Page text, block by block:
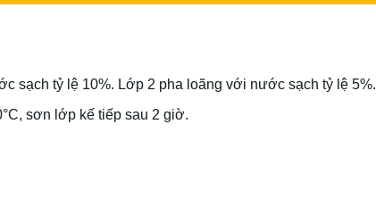
sạch tỷ lệ 10%. Lớp 2 pha loãng với nước sạch tỷ lệ 5%.
sơn lớp kế tiếp sau 2 giờ.